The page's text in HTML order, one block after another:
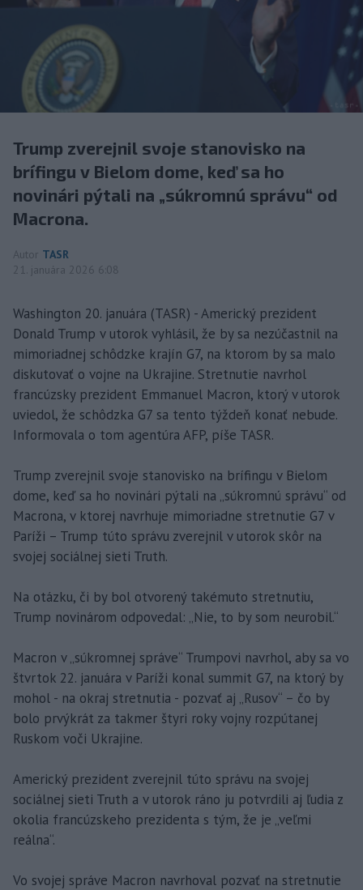
Trump zverejnil svoje stanovisko na
brífingu v Bielom dome, keď sa ho
novinári pýtali na „súkromnú správu“ od
Macrona.
Autor TASR
21. januára 2026 6:08
Washington 20. januára (TASR) - Americký prezident
Donald Trump v utorok vyhlásil, že by sa nezúčastnil na
mimoriadnej schôdzke krajín G7, na ktorom by sa malo
diskutovať o vojne na Ukrajine. Stretnutie navrhol
francúzsky prezident Emmanuel Macron, ktorý v utorok
uviedol, že schôdzka G7 sa tento týždeň konať nebude.
Informovala o tom agentúra AFP, píše TASR.
Trump zverejnil svoje stanovisko na brífingu v Bielom
dome, keď sa ho novinári pýtali na „súkromnú správu“ od
Macrona, v ktorej navrhuje mimoriadne stretnutie G7 v
Paríži – Trump túto správu zverejnil v utorok skôr na
svojej sociálnej sieti Truth.
Na otázku, či by bol otvorený takémuto stretnutiu,
Trump novinárom odpovedal: „Nie, to by som neurobil.“
Macron v „súkromnej správe“ Trumpovi navrhol, aby sa vo
štvrtok 22. januára v Paríži konal summit G7, na ktorý by
mohol - na okraj stretnutia - pozvať aj „Rusov“ – čo by
bolo prvýkrát za takmer štyri roky vojny rozpútanej
Ruskom voči Ukrajine.
Americký prezident zverejnil túto správu na svojej
sociálnej sieti Truth a v utorok ráno ju potvrdili aj ľudia z
okolia francúzskeho prezidenta s tým, že je „veľmi
reálna“.
Vo svojej správe Macron navrhoval pozvať na stretnutie